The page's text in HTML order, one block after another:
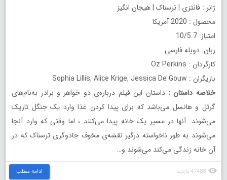
ژانر : فانتزی | ترسناک | هیجان انگیز
محصول : 2020 آمریکا
امتیاز: 10/5.7
زبان: دوبله فارسی
کارگردان : Oz Perkins
بازیگران : Sophia Lillis, Alice Krige, Jessica De Gouw
خلاصه داستان : داستان این فیلم درباره‌ی دو خواهر و برادر به‌نام‌های
گرتل و هانسل می‌باشد که برای پیدا کردن غذا وارد یک جنگل تاریک
می‌شوند. آنها در مسیر یک خانه پیدا می‌کنند ، اما وقتی که وارد آنجا
می‌شوند به طور ناخواسته درگیر نقشه‌ی مخوف جادوگری ترسناک که در
آن خانه زندگی می‌کند می‌شوند و…
47488 بازدید ادامه مطلب